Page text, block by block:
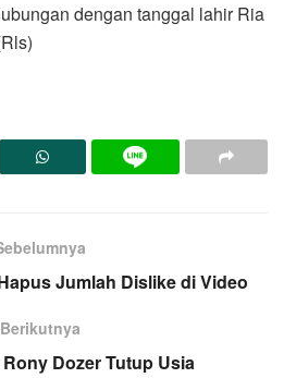
dengan tanggal lahir Ria
Jumlah Dislike di Video
Berikutnya
Dozer Tutup Usia